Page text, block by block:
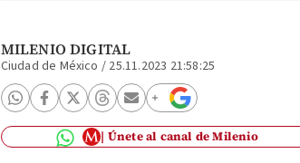
MILENIO DIGITAL
Ciudad de México / 25.11.2023 21:58:25
Únete al canal de Milenio